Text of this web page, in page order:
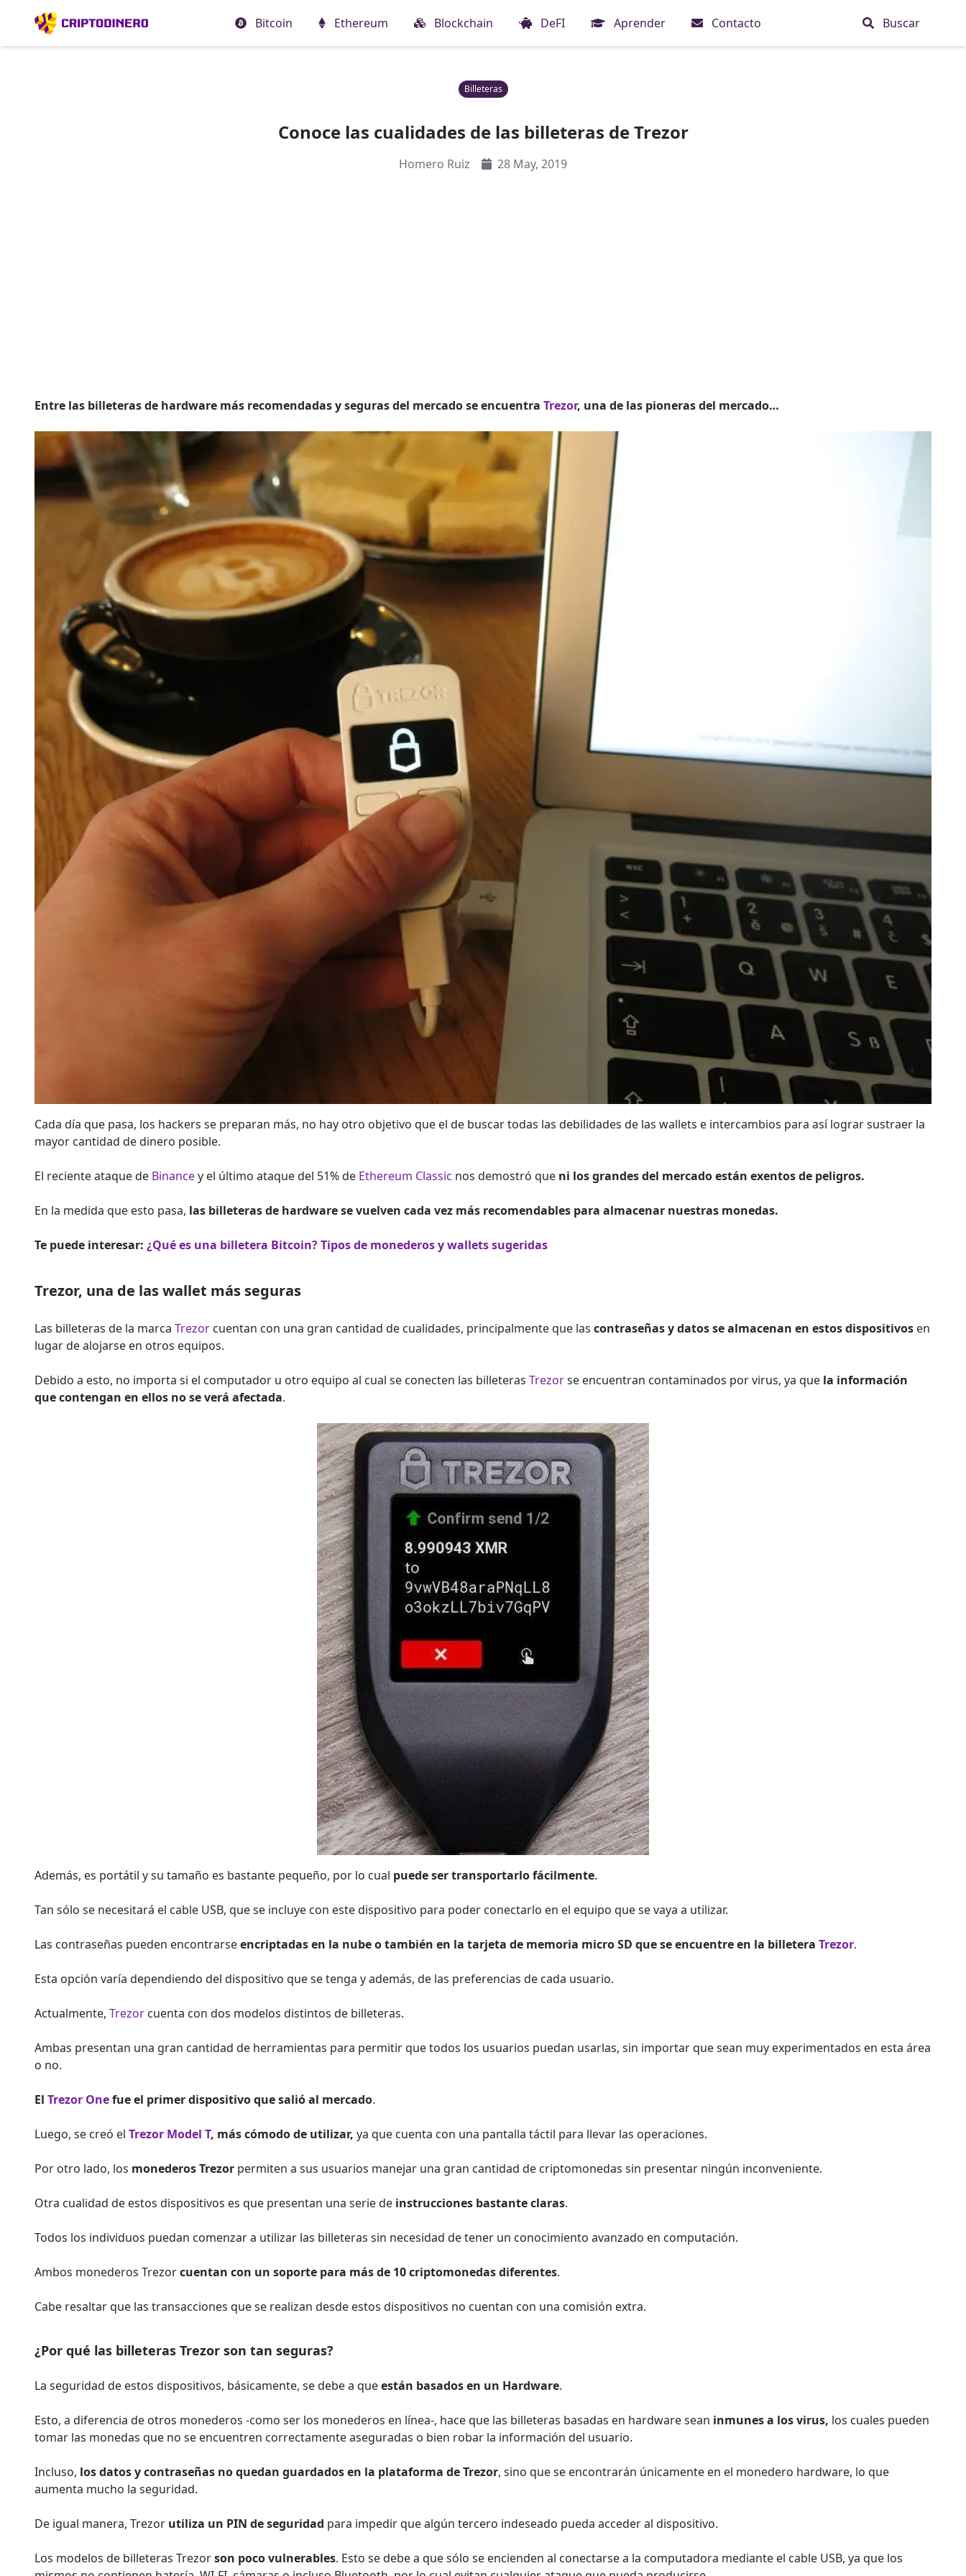
Bitcoin Ethereum Blockchain DeFI Aprender Contacto Buscar
Billeteras
Conoce las cualidades de las billeteras de Trezor
Homero Ruiz 28 May, 2019
Entre las billeteras de hardware más recomendadas y seguras del mercado se encuentra Trezor, una de las pioneras del mercado…
Cada día que pasa, los hackers se preparan más, no hay otro objetivo que el de buscar todas las debilidades de las wallets e intercambios para así lograr sustraer la
mayor cantidad de dinero posible.
El reciente ataque de Binancey el último ataque del 51% de Ethereum Classic nos demostró que ni los grandes del mercado están exentos de peligros.
En la medida que esto pasa, las billeteras de hardware se vuelven cada vez más recomendables para almacenar nuestras monedas.
Te puede interesar: ¿Qué es una billetera Bitcoin? Tipos de monederos y wallets sugeridas
Trezor, una de las wallet más seguras
Las billeteras de la marca Trezor cuentan con una gran cantidad de cualidades, principalmente que las contraseñas y datos se almacenan en estos dispositivos en
lugar de alojarse en otros equipos.
Debido a esto, no importa si el computador u otro equipo al cual se conecten las billeteras Trezorse encuentran contaminados por virus, ya que la información
que contengan en ellos no se verá afectada.
Además, es portátil y su tamaño es bastante pequeño, por lo cual puede ser transportarlo fácilmente.
Tan sólo se necesitará el cable USB, que se incluye con este dispositivo para poder conectarlo en el equipo que se vaya a utilizar.
Las contraseñas pueden encontrarseencriptadas en la nube o también en la tarjeta de memoria micro SD que se encuentre en la billetera Trezor.
Esta opción varía dependiendo del dispositivo que se tenga y además, de las preferencias de cada usuario.
Actualmente, Trezor cuenta con dos modelos distintos de billeteras.
Ambas presentan una gran cantidad de herramientas para permitir que todos los usuarios puedan usarlas, sin importar que sean muy experimentados en esta área
o no.
El Trezor Onefue el primer dispositivo que salió al mercado.
Luego, se creó el Trezor Model T, más cómodo de utilizar, ya que cuenta con una pantalla táctil para llevar las operaciones.
Por otro lado, los monederos Trezor permiten a sus usuarios manejar una gran cantidad de criptomonedas sin presentar ningún inconveniente.
Otra cualidad de estos dispositivos es que presentan una serie de instrucciones bastante claras.
Todos los individuos puedan comenzar a utilizar las billeteras sin necesidad de tener un conocimiento avanzado en computación.
Ambos monederos Trezorcuentan con un soporte para más de 10 criptomonedas diferentes.
Cabe resaltar que las transacciones que se realizan desde estos dispositivos no cuentan con una comisión extra.
¿Por qué las billeteras Trezor son tan seguras?
La seguridad de estos dispositivos, básicamente, se debe a queestán basados en un Hardware.
Esto, a diferencia de otros monederos -como ser los monederos en línea-, hace que las billeteras basadas en hardware sean inmunes a los virus, los cuales pueden
tomar las monedas que no se encuentren correctamente aseguradas o bien robar la información del usuario.
Incluso, los datos y contraseñas no quedan guardados en la plataforma de Trezor, sino que se encontrarán únicamente en el monedero hardware, lo que
aumenta mucho la seguridad.
De igual manera, Trezor utiliza un PIN de seguridad para impedir que algún tercero indeseado pueda acceder al dispositivo.
Los modelos de billeteras Trezorson poco vulnerables. Esto se debe a que sólo se encienden al conectarse a la computadora mediante el cable USB, ya que los